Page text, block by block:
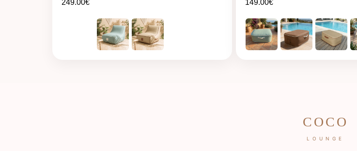
249.00€ 149.00€
COCO
LOUNGE